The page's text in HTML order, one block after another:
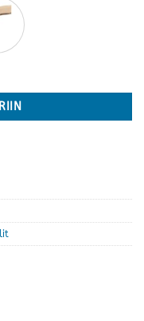
kaksi kokoa ja useita